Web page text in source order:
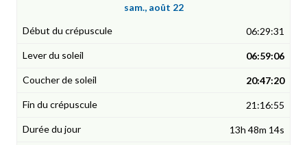
sam., août 22
06:29:31
06:59:06
20:47:20
21:16:55
13h 48m 14s